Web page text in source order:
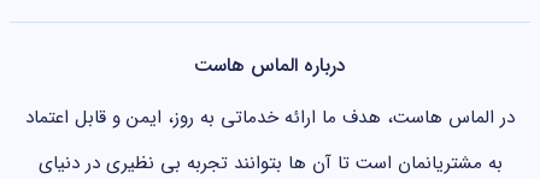
درباره الماس هاست
در الماس هاست، هدف ما ارائه خدماتی به روز، ایمن و قابل اعتماد
به مشتریانمان است تا آن ها بتوانند تجربه بی نظیری در دنیای